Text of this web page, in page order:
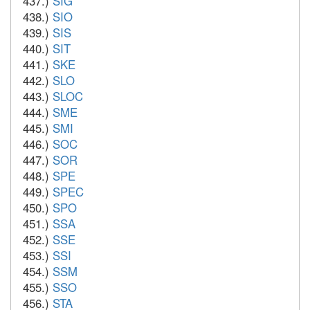
438.) SIO
439.) SIS
440.) SIT
441.) SKE
442.) SLO
443.) SLOC
444.) SME
445.) SMI
446.) SOC
447.) SOR
448.) SPE
449.) SPEC
450.) SPO
451.) SSA
452.) SSE
453.) SSI
454.) SSM
455.) SSO
456.) STA